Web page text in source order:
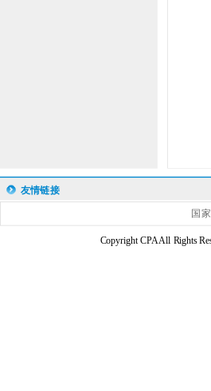
友情链接
国
Copyright CPA All Rights